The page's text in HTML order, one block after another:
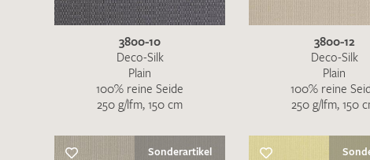
3800-10
Deco-Silk
Plain
100% reine Seide
250 g/lfm, 150 cm
3800-12
Deco-Silk
Plain
100% reine
250 g/lfm, 150
Sonderartikel